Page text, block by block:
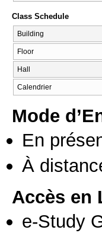
Class Schedule
Building
Floor
Hall
Calendrier
Mode
En
À
Accès en
e-Study